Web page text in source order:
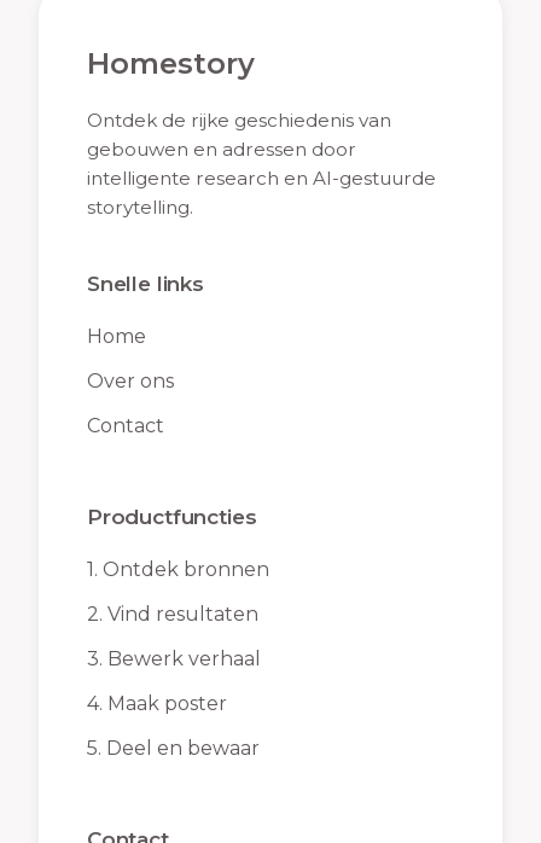
Homestory
Ontdek de rijke geschiedenis van
gebouwen en adressen door
intelligente research en AI-gestuurde
storytelling.
Snelle links
Home
Over ons
Contact
Productfuncties
1. Ontdek bronnen
2. Vind resultaten
3. Bewerk verhaal
4. Maak poster
5. Deel en bewaar